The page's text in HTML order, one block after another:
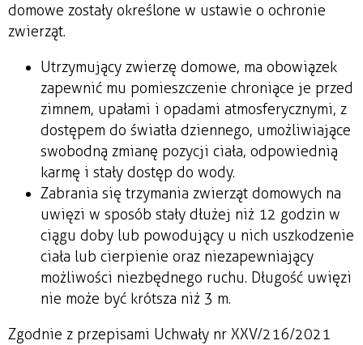
domowe zostały określone w ustawie o ochronie
zwierząt.
Utrzymujący zwierzę domowe, ma obowiązek
zapewnić mu pomieszczenie chroniące je przed
zimnem, upałami i opadami atmosferycznymi, z
dostępem do światła dziennego, umożliwiające
swobodną zmianę pozycji ciała, odpowiednią
karmę i stały dostęp do wody.
Zabrania się trzymania zwierząt domowych na
uwięzi w sposób stały dłużej niż 12 godzin w
ciągu doby lub powodujący u nich uszkodzenie
ciała lub cierpienie oraz niezapewniający
możliwości niezbędnego ruchu. Długość uwięzi
nie może być krótsza niż 3 m.
Zgodnie z przepisami Uchwały nr XXV/216/2021